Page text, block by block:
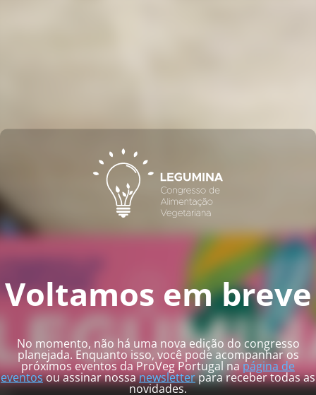
Voltamos em breve
No momento, não há uma nova edição do congresso
planejada. Enquanto isso, você pode acompanhar os
próximos eventos da ProVeg Portugal napágina de
eventosou assinar nossanewsletterpara receber todas as
novidades.